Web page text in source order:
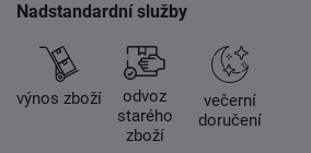
Nadstandardní služby
výnos zboží
odvoz
starého
zboží
večerní
doručení